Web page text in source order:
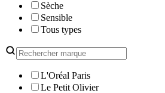
Sèche
Sensible
Tous types
L'Oréal Paris
Le Petit Olivier